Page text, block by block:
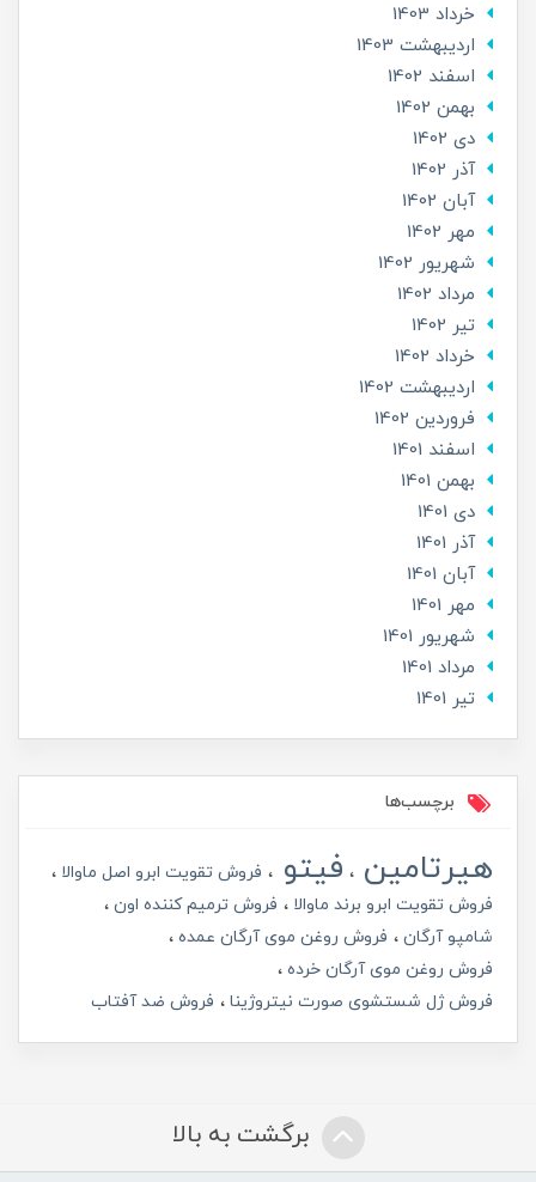
خرداد 1403
ارديبهشت 1403
اسفند 1402
بهمن 1402
دی 1402
آذر 1402
آبان 1402
مهر 1402
شهریور 1402
مرداد 1402
تير 1402
خرداد 1402
ارديبهشت 1402
فروردین 1402
اسفند 1401
بهمن 1401
دی 1401
آذر 1401
آبان 1401
مهر 1401
شهریور 1401
مرداد 1401
تير 1401
برچسب‌ها
هیرتامین فیتو
فروش تقویت ابرو اصل ماوالا
فروش تقویت ابرو برند ماوالا
فروش ترمیم کننده اون
شامپو آرگان
فروش روغن موی آرگان عمده
فروش روغن موی آرگان خرده
فروش ژل شستشوی صورت نیتروژینا
فروش ضد آفتاب
برگشت به بالا